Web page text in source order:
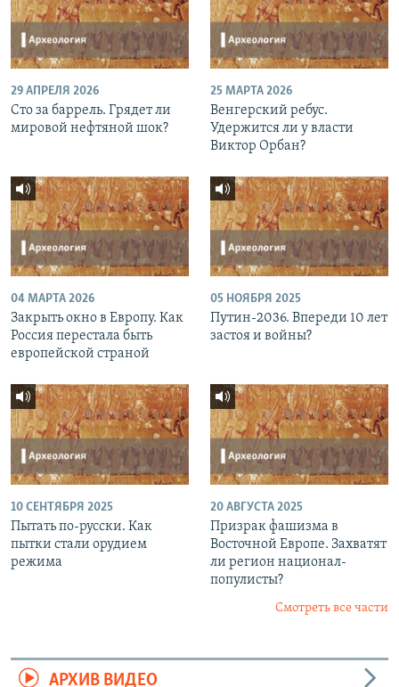
29 АПРЕЛЯ 2026
Сто за баррель. Грядет ли
мировой нефтяной шок?
25 МАРТА 2026
Венгерский ребус.
Удержится ли у власти
Виктор Орбан?
04 МАРТА 2026
Закрыть окно в Европу. Как
Россия перестала быть
европейской страной
05 НОЯБРЯ 2025
Путин-2036. Впереди 10 лет
застоя и войны?
10 СЕНТЯБРЯ 2025
Пытать по-русски. Как
пытки стали орудием
режима
20 АВГУСТА 2025
Призрак фашизма в
Восточной Европе. Захватят
ли регион национал-
популисты?
Смотреть все части
АРХИВ ВИДЕО